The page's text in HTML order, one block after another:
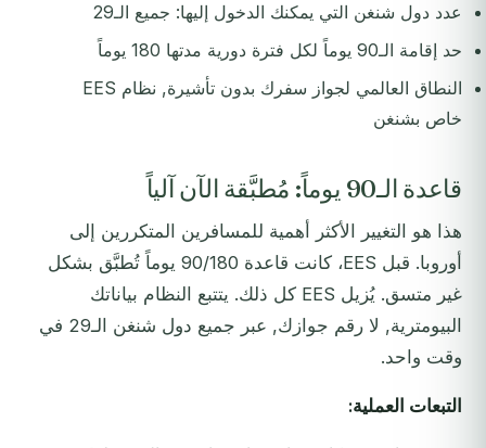
عدد دول شنغن التي يمكنك الدخول إليها: جميع الـ29
حد إقامة الـ90 يوماً لكل فترة دورية مدتها 180 يوماً
النطاق العالمي لجواز سفرك بدون تأشيرة, نظام EES
خاص بشنغن
قاعدة الـ90 يوماً: مُطبَّقة الآن آلياً
هذا هو التغيير الأكثر أهمية للمسافرين المتكررين إلى
أوروبا. قبل EES، كانت قاعدة 90/180 يوماً تُطبَّق بشكل
غير متسق. يُزيل EES كل ذلك. يتتبع النظام بياناتك
البيومترية, لا رقم جوازك, عبر جميع دول شنغن الـ29 في
وقت واحد.
التبعات العملية: